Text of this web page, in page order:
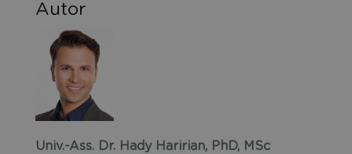
Autor
Univ.-Ass. Dr. Hady Haririan, PhD, MSc